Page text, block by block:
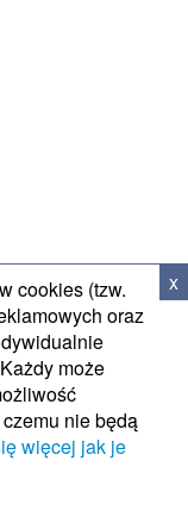
cookies (tzw.
oraz
może
nie będą
więcej jak je
x